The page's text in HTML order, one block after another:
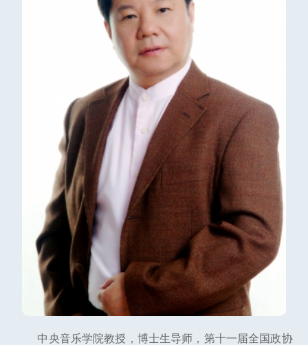
中央音乐学院教授，博士生导师，第十一届全国政协